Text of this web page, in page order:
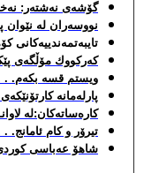
گۆشه‌ی نه‌شته‌ر:
نووسه‌ران له‌ نێوان
كه‌ركووك مۆڵگه‌ی
ویستم قسه‌ بكه‌م. . .
پارله‌مانه‌
كاره‌ساته‌كان:له‌
تیرۆر و كام ئامانج.
شاهۆ عه‌باسی كوردی